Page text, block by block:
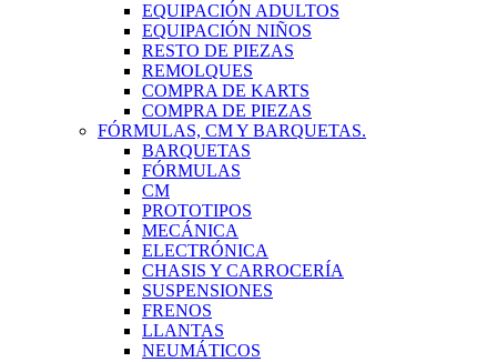
EQUIPACIÓN ADULTOS
EQUIPACIÓN NIÑOS
RESTO DE PIEZAS
REMOLQUES
COMPRA DE KARTS
COMPRA DE PIEZAS
FÓRMULAS, CM Y BARQUETAS.
BARQUETAS
FÓRMULAS
CM
PROTOTIPOS
MECÁNICA
ELECTRÓNICA
CHASIS Y CARROCERÍA
SUSPENSIONES
FRENOS
LLANTAS
NEUMÁTICOS